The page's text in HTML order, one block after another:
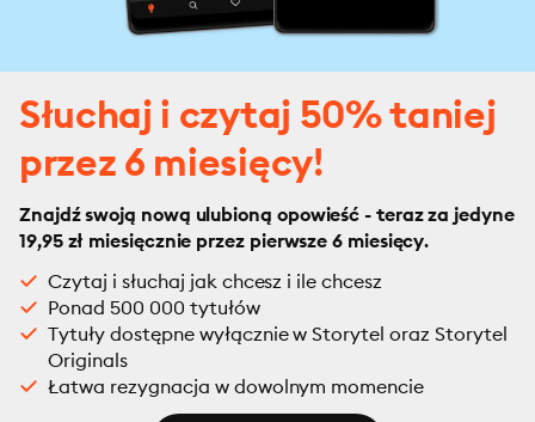
Słuchaj i czytaj 50% taniej
przez 6 miesięcy!
Znajdź swoją nową ulubioną opowieść - teraz za jedyne
19,95 zł miesięcznie przez pierwsze 6 miesięcy.
Czytaj i słuchaj jak chcesz i ile chcesz
Ponad 500 000 tytułów
Tytuły dostępne wyłącznie w Storytel oraz Storytel
Originals
Łatwa rezygnacja w dowolnym momencie